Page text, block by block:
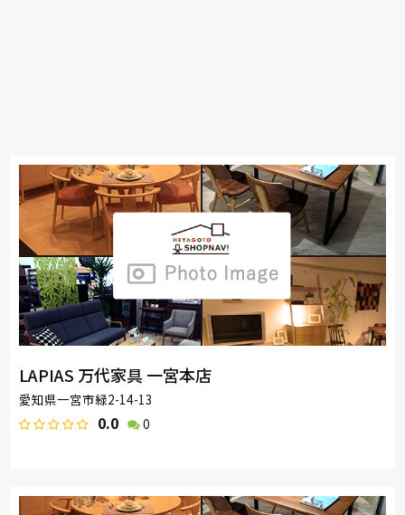
LAPIAS 万代家具 一宮本店
愛知県一宮市緑2-14-13
0.0 0